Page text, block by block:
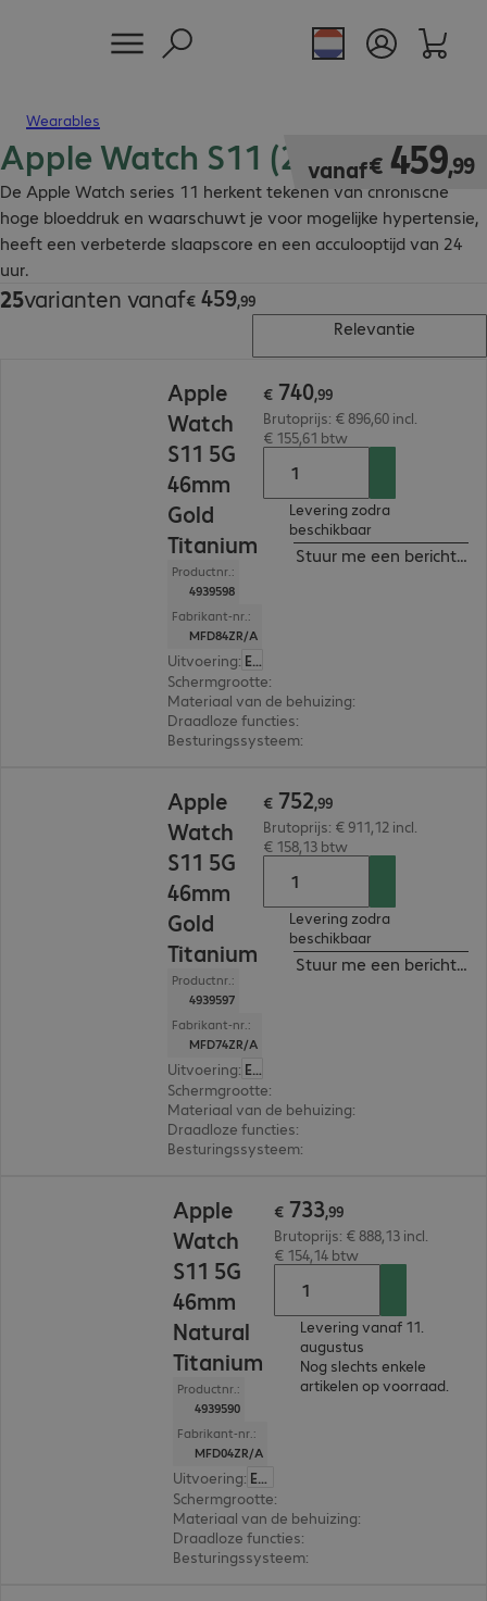
Wearables
Apple Watch S11 (2025)
De Apple Watch series 11 herkent tekenen van chronische
hoge bloeddruk en waarschuwt je voor mogelijke hypertensie,
heeft een verbeterde slaapscore en een acculooptijd van 24
uur.
vanaf€ 459,99
€ 459,99
25varianten vanaf€ 459,99
€ 459,99
Relevantie
Apple
Watch
S11 5G
46mm
Gold
Titanium
Productnr.:
4939598
Fabrikant-nr.:
MFD84ZR/A
Uitvoering: Europa
Schermgrootte:
Materiaal van de behuizing:
Draadloze functies:
Besturingssysteem:
€ 740,99
Brutoprijs: € 896,60 incl.
€ 155,61 btw
Levering zodra
beschikbaar
Stuur me een bericht
Apple
Watch
S11 5G
46mm
Gold
Titanium
Productnr.:
4939597
Fabrikant-nr.:
MFD74ZR/A
Uitvoering: Europa
Schermgrootte:
Materiaal van de behuizing:
Draadloze functies:
Besturingssysteem:
€ 752,99
Brutoprijs: € 911,12 incl.
€ 158,13 btw
Levering zodra
beschikbaar
Stuur me een bericht
Apple
Watch
S11 5G
46mm
Natural
Titanium
Productnr.:
4939590
Fabrikant-nr.:
MFD04ZR/A
Uitvoering: Europa
Schermgrootte:
Materiaal van de behuizing:
Draadloze functies:
Besturingssysteem:
€ 733,99
Brutoprijs: € 888,13 incl.
€ 154,14 btw
Levering vanaf 11.
augustus
Nog slechts enkele
artikelen op voorraad.